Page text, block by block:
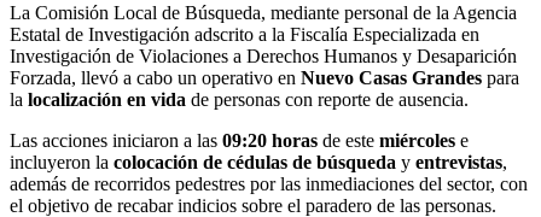
La Comisión Local de Búsqueda, mediante personal de la Agencia
Estatal de Investigación adscrito a la Fiscalía Especializada en
Investigación de Violaciones a Derechos Humanos y Desaparición
Forzada, llevó a cabo un operativo en Nuevo Casas Grandes para
la localización en vida de personas con reporte de ausencia.
Las acciones iniciaron a las 09:20 horas de este miércoles e
incluyeron la colocación de cédulas de búsqueda y entrevistas,
además de recorridos pedestres por las inmediaciones del sector, con
el objetivo de recabar indicios sobre el paradero de las personas.